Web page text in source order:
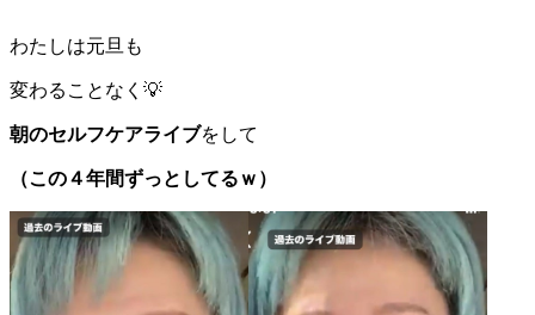
わたしは元旦も
変わることなく💡
朝のセルフケアライブをして
（この４年間ずっとしてるｗ）